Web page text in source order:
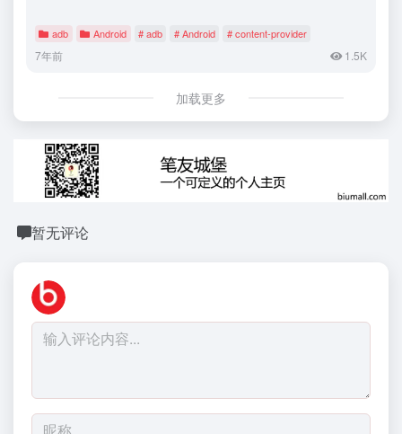
adb Android # adb # Android # content-provider
7年前 1.5K
加载更多
暂无评论